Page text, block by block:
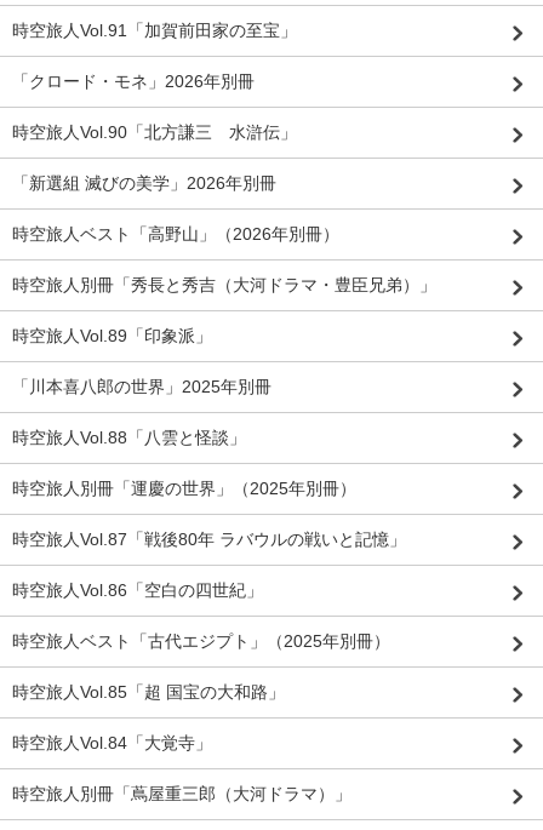
時空旅人Vol.91「加賀前田家の至宝」
「クロード・モネ」2026年別冊
時空旅人Vol.90「北方謙三 水滸伝」
「新選組 滅びの美学」2026年別冊
時空旅人ベスト「高野山」（2026年別冊）
時空旅人別冊「秀長と秀吉（大河ドラマ・豊臣兄弟）」
時空旅人Vol.89「印象派」
「川本喜八郎の世界」2025年別冊
時空旅人Vol.88「八雲と怪談」
時空旅人別冊「運慶の世界」（2025年別冊）
時空旅人Vol.87「戦後80年 ラバウルの戦いと記憶」
時空旅人Vol.86「空白の四世紀」
時空旅人ベスト「古代エジプト」（2025年別冊）
時空旅人Vol.85「超 国宝の大和路」
時空旅人Vol.84「大覚寺」
時空旅人別冊「蔦屋重三郎（大河ドラマ）」